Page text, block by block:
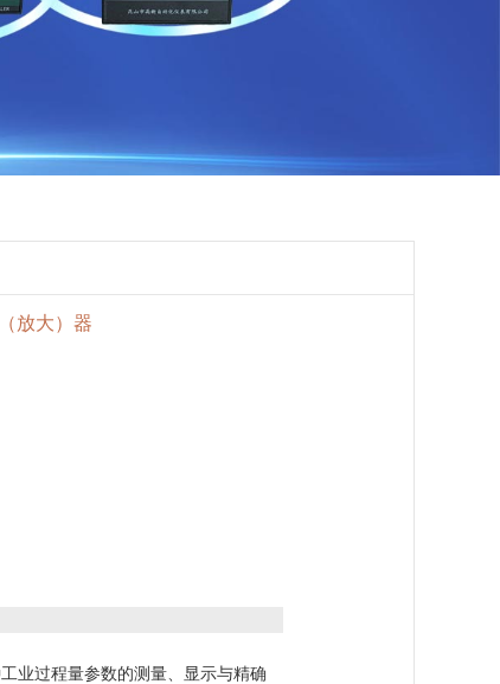
放大）器
业过程量参数的测量、显示与精确